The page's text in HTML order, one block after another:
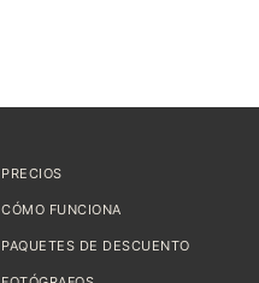
PRECIOS
CÓMO FUNCIONA
PAQUETES DE DESCUENTO